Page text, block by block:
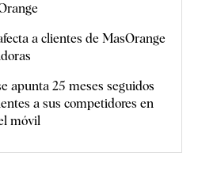
a clientes de MasOrange
apunta 25 meses seguidos
a sus competidores en
móvil